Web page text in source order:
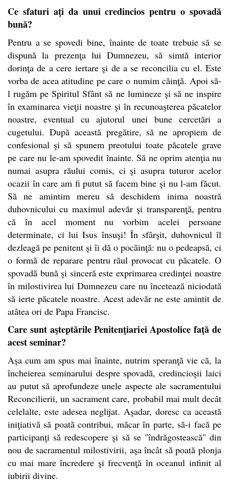
Ce sfaturi aţi da unui credincios pentru o spovadă
bună?
Pentru a se spovedi bine, înainte de toate trebuie să se
dispună la prezenţa lui Dumnezeu, să simtă interior
dorinţa de a cere iertare şi de a se reconcilia cu el. Este
vorba de acea atitudine pe care o numim căinţă. Apoi să-
l rugăm pe Spiritul Sfânt să ne lumineze şi să ne inspire
în examinarea vieţii noastre şi în recunoaşterea păcatelor
noastre, eventual cu ajutorul unei bune cercetări a
cugetului. După această pregătire, să ne apropiem de
confesional şi să spunem preotului toate păcatele grave
pe care nu le-am spovedit înainte. Să ne oprim atenţia nu
numai asupra răului comis, ci şi asupra tuturor acelor
ocazii în care am fi putut să facem bine şi nu l-am făcut.
Să ne amintim mereu să deschidem inima noastră
duhovnicului cu maximul adevăr şi transparenţă, pentru
că în acel moment nu vorbim acelei persoane
determinate, ci lui Isus însuşi! În sfârşit, duhovnicul îl
dezleagă pe penitent şi îi dă o pocăinţă: nu o pedeapsă, ci
o formă de reparare pentru răul provocat cu păcatele. O
spovadă bună şi sinceră este exprimarea credinţei noastre
în milostivirea lui Dumnezeu care nu încetează niciodată
să ierte păcatele noastre. Acest adevăr ne este amintit de
atâtea ori de Papa Francisc.
Care sunt aşteptările Penitenţiariei Apostolice faţă de
acest seminar?
Aşa cum am spus mai înainte, nutrim speranţă vie că, la
încheierea seminarului despre spovadă, credincioşii laici
au putut să aprofundeze unele aspecte ale sacramentului
Reconcilierii, un sacrament care, probabil mai mult decât
celelalte, este adesea neglijat. Aşadar, doresc ca această
iniţiativă să poată contribui, măcar în parte, să-i facă pe
participanţi să redescopere şi să se "îndrăgostească" din
nou de sacramentul milostivirii, aşa încât să poată plonja
cu mai mare încredere şi frecvenţă în oceanul infinit al
iubirii divine.